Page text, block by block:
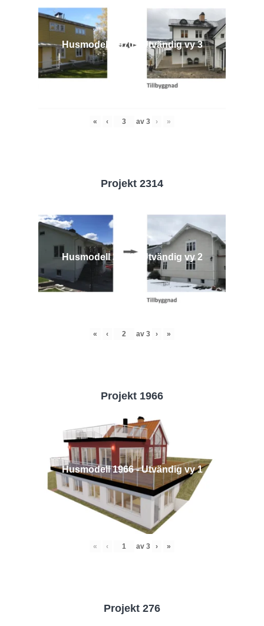
Husmodell 1970 - Utvändig vy 3
« ‹ av 3 › »
Projekt 2314
Husmodell 2314 - Utvändig vy 2
« ‹ av 3 › »
Projekt 1966
Husmodell 1966 - Utvändig vy 1
« ‹ av 3 › »
Projekt 276